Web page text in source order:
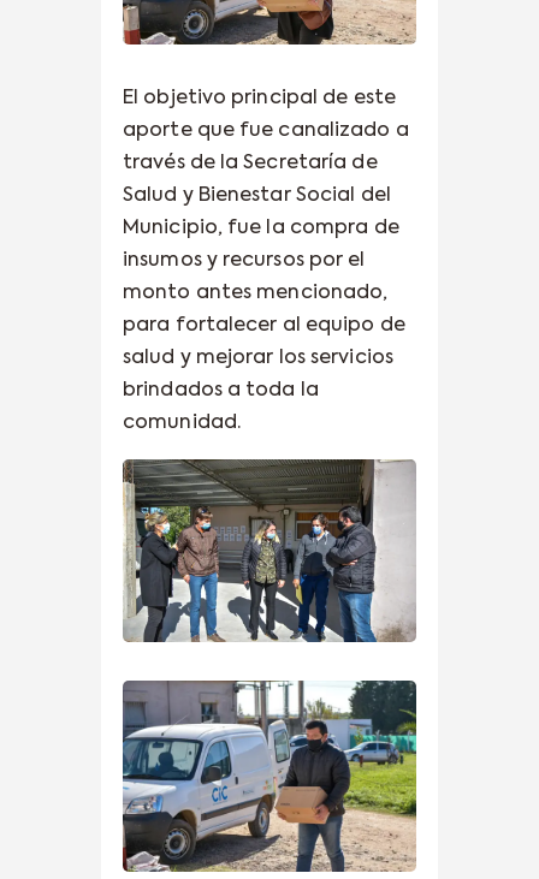
El objetivo principal de este
aporte que fue canalizado a
través de la Secretaría de
Salud y Bienestar Social del
Municipio, fue la compra de
insumos y recursos por el
monto antes mencionado,
para fortalecer al equipo de
salud y mejorar los servicios
brindados a toda la
comunidad.